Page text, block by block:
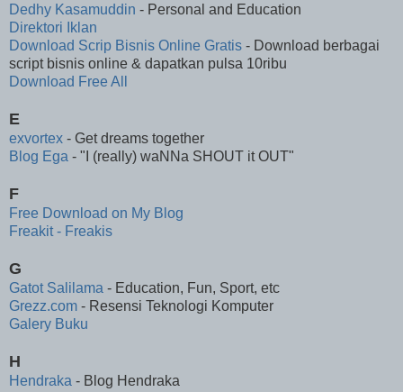
Dedhy Kasamuddin - Personal and Education
Direktori Iklan
Download Scrip Bisnis Online Gratis - Download berbagai
script bisnis online & dapatkan pulsa 10ribu
Download Free All
E
exvortex - Get dreams together
Blog Ega - "I (really) waNNa SHOUT it OUT"
F
Free Download on My Blog
Freakit - Freakis
G
Gatot Salilama - Education, Fun, Sport, etc
Grezz.com - Resensi Teknologi Komputer
Galery Buku
H
Hendraka - Blog Hendraka